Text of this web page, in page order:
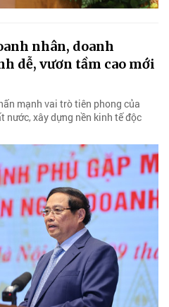
nhân, doanh
dễ, vươn tầm cao mới
mạnh vai trò tiên phong của
xây dựng nền kinh tế độc